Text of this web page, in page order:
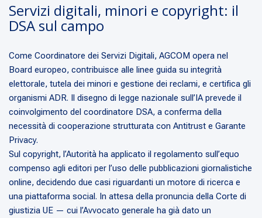
Servizi digitali, minori e copyright: il
DSA sul campo
Come Coordinatore dei Servizi Digitali, AGCOM opera nel
Board europeo, contribuisce alle linee guida su integrità
elettorale, tutela dei minori e gestione dei reclami, e certifica gli
organismi ADR. Il disegno di legge nazionale sull’IA prevede il
coinvolgimento del coordinatore DSA, a conferma della
necessità di cooperazione strutturata con Antitrust e Garante
Privacy.
Sul copyright, l’Autorità ha applicato il regolamento sull’equo
compenso agli editori per l’uso delle pubblicazioni giornalistiche
online, decidendo due casi riguardanti un motore di ricerca e
una piattaforma social. In attesa della pronuncia della Corte di
giustizia UE — cui l’Avvocato generale ha già dato un